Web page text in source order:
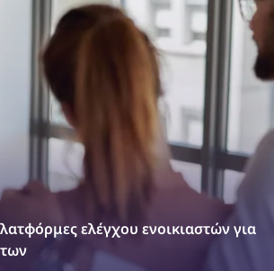
ελέγχου ενοικιαστών για